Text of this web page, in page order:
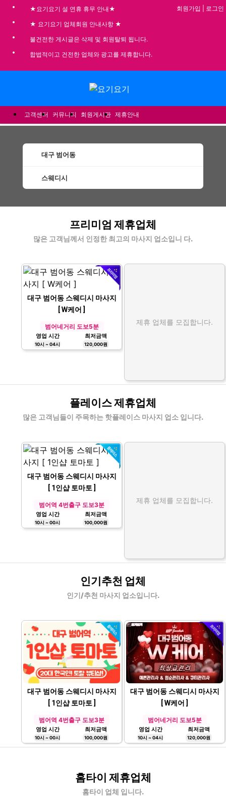
★요기요기 설 연휴 휴무 안내★
★ 요기요기 업체회원 안내사항 ★
불건전한 게시글은 삭제 및 회원탈퇴 됩니다.
합법적이고 건전한 업체와 광고를 제휴합니다.
회원가입 로그인
고객센터 커뮤니티 회원게시판 제휴안내
대구 범어동
스웨디시
프리미엄 제휴업체
많은 고객님께서 인정한 최고의 마사지 업소입니 다.
대구 범어동 스웨디시 마사지
[ W케어 ]
범어네거리 도보5분
영업 시간
10시 ~ 04시
최저금액
120,000원
제휴 업체를 모집합니다.
플레이스 제휴업체
많은 고객님들이 주목하는 핫플레이스 마사지 업소 입니다.
대구 범어동 스웨디시 마사지
[ 1인샵 토마토 ]
범어역 4번출구 도보3분
영업 시간
10시 ~ 00시
최저금액
100,000원
제휴 업체를 모집합니다.
인기추천 업체
인기/추천 마사지 업소입니다.
대구 범어동 스웨디시 마사지
[ 1인샵 토마토 ]
범어역 4번출구 도보3분
영업 시간
10시 ~ 00시
최저금액
100,000원
대구 범어동 스웨디시 마사지
[ W케어 ]
범어네거리 도보5분
영업 시간
10시 ~ 04시
최저금액
120,000원
홈타이 제휴업체
홈타이 업체 입니다.